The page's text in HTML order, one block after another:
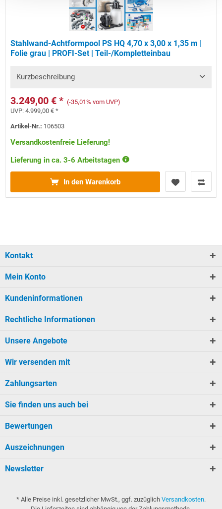
Stahlwand-Achtformpool PS HQ 4,70 x 3,00 x 1,35 m |
Folie grau | PROFI-Set | Teil-/Kompletteinbau
Kurzbeschreibung
3.249,00 € * (-35,01% vom UVP)
UVP:4.999,00 € *
Artikel-Nr.: 106503
Versandkostenfreie Lieferung!
Lieferung in ca. 3-6 Arbeitstagen
In den Warenkorb
Kontakt
Mein Konto
Kundeninformationen
Rechtliche Informationen
Unsere Angebote
Wir versenden mit
Zahlungsarten
Sie finden uns auch bei
Bewertungen
Auszeichnungen
Newsletter
* Alle Preise inkl. gesetzlicher MwSt., ggf. zuzüglich Versandkosten.